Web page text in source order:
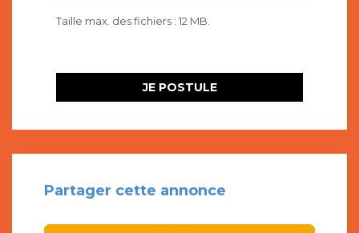
Taille max. des fichiers : 12 MB.
Partager cette annonce